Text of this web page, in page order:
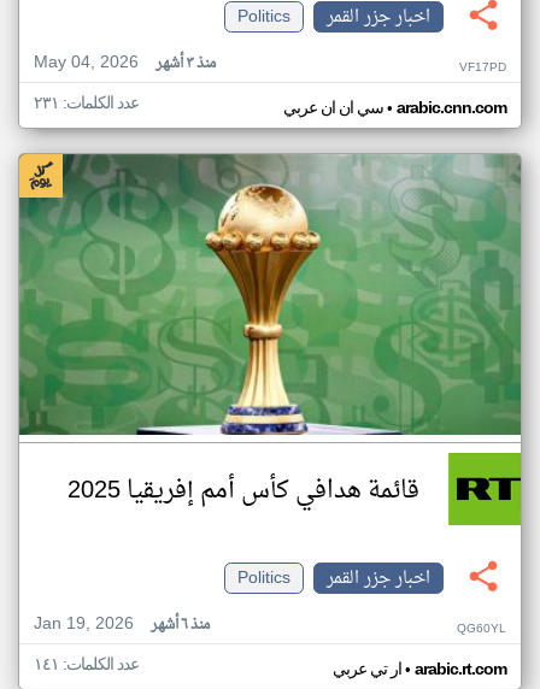
اخبار جزر القمر
Politics
May 04, 2026
منذ ٣ أشهر VF17PD
سي ان ان عربي• arabic.cnn.com عدد الكلمات: ٢٣١
قائمة هدافي كأس أمم إفريقيا 2025
اخبار جزر القمر
Politics
Jan 19, 2026
منذ ٦ أشهر QG60YL
ار تي عربي• arabic.rt.com عدد الكلمات: ١٤١